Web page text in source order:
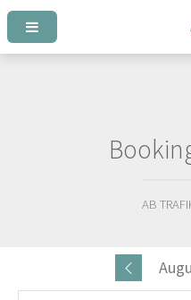
AB